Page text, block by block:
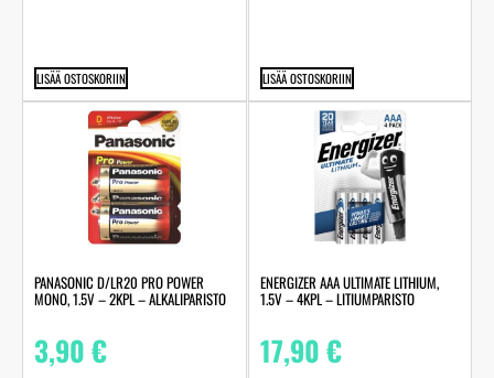
LISÄÄ OSTOSKORIIN LISÄÄ OSTOSKORIIN
PANASONIC D/LR20 PRO POWER
MONO, 1.5V – 2KPL – ALKALIPARISTO
3,90€
ENERGIZER AAA ULTIMATE LITHIUM,
1.5V – 4KPL – LITIUMPARISTO
17,90€